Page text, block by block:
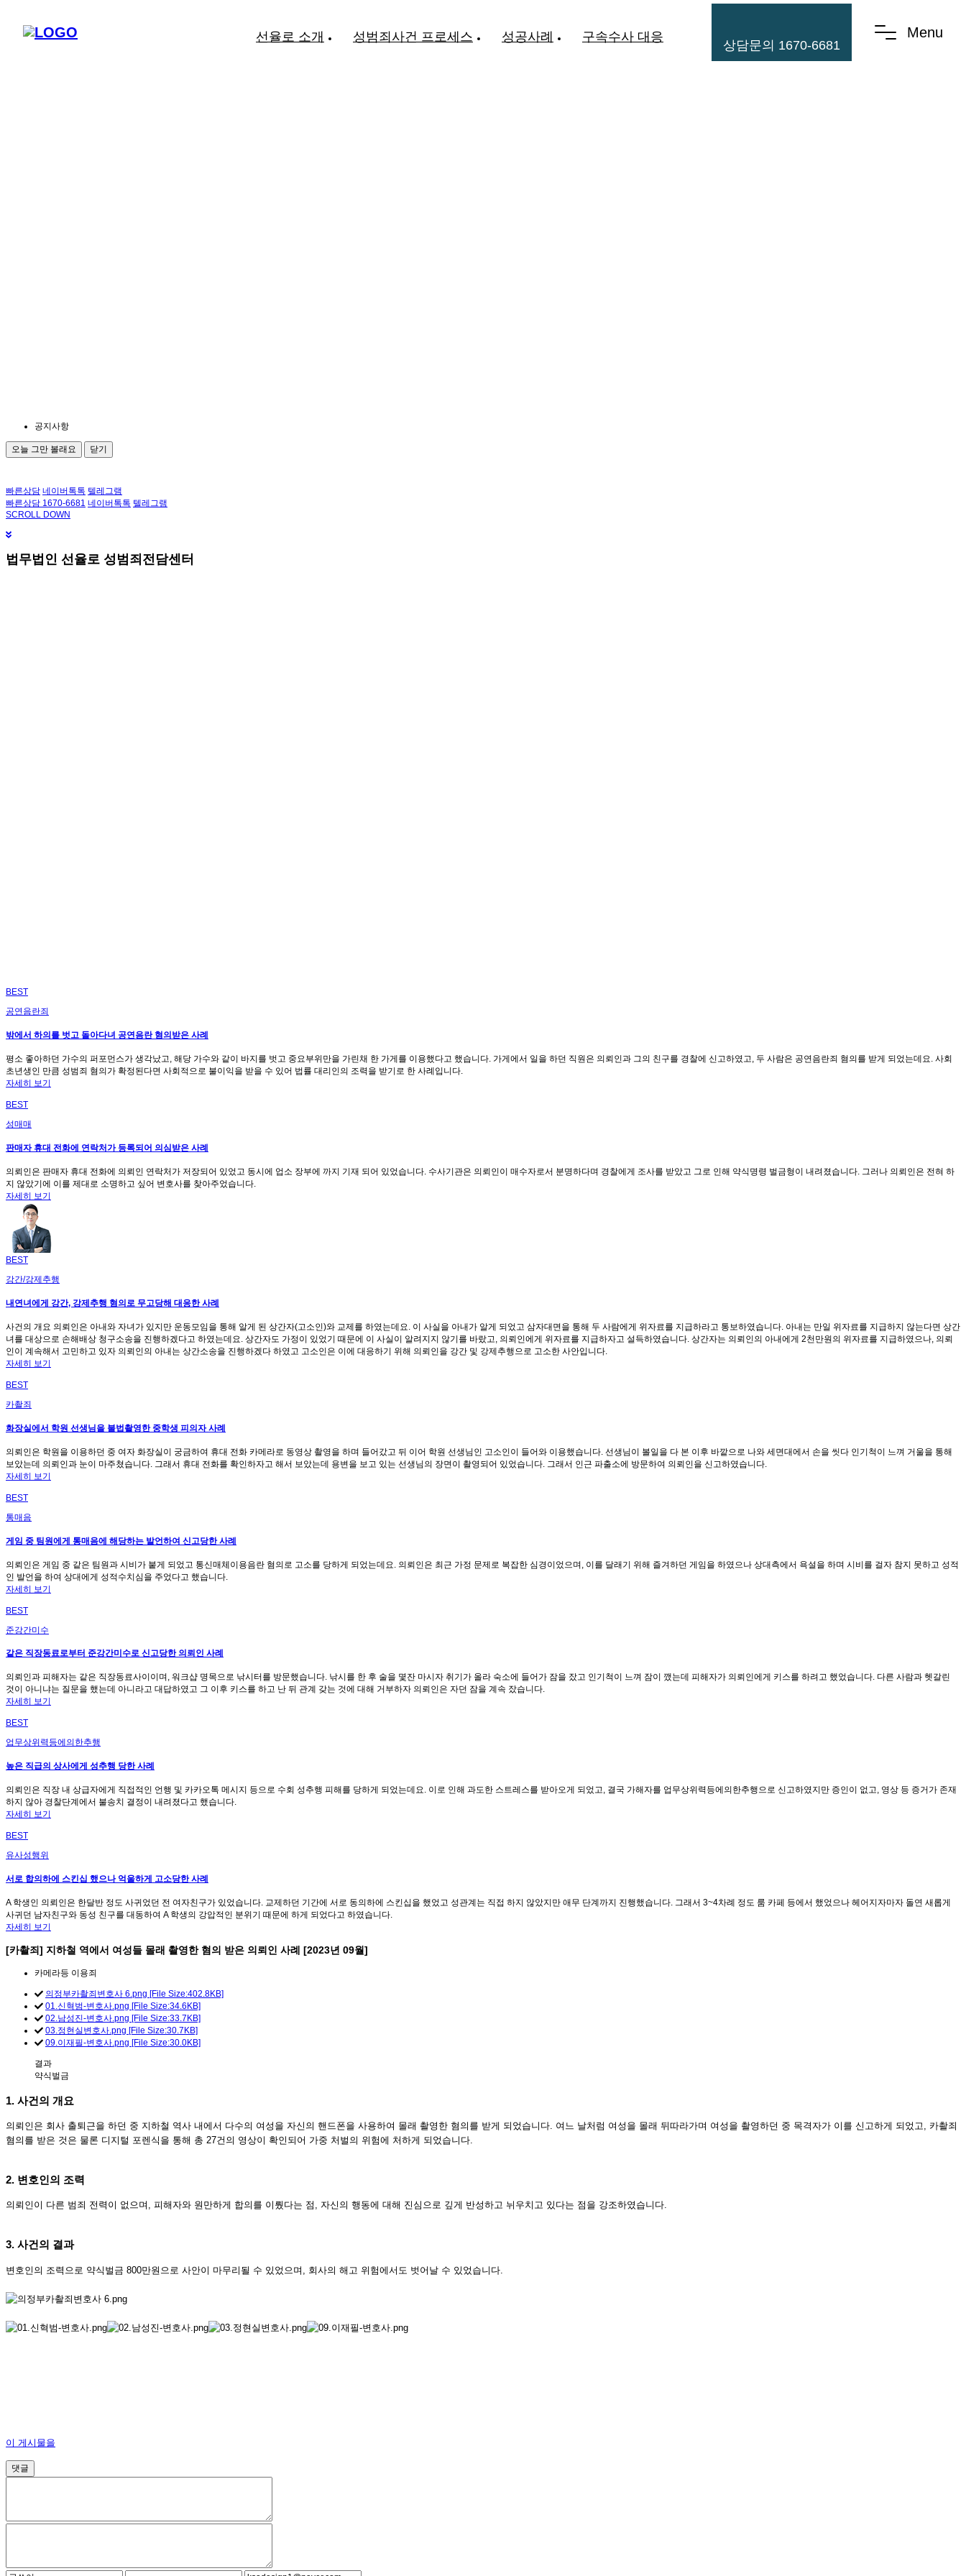
공지사항
오늘 그만 볼래요 닫기
빠른상담 네이버톡톡 텔레그램
빠른상담 1670-6681 네이버톡톡 텔레그램
메
건
너
뛰
선율로 소개 성범죄사건 프로세스 성공사례 구속수사 대응
상담문의 1670-6681
Menu
SCROLL DOWN
법무법인 선율로 성범죄전담센터
BEST
공연음란죄
밖에서 하의를 벗고 돌아다녀 공연음란 혐의받은 사례
평소 좋아하던 가수의 퍼포먼스가 생각났고, 해당 가수와 같이 바지를 벗고 중요부위만을 가린채 한 가게를 이용했다고 했습니다. 가게에서 일을 하던 직원은 의뢰인과 그의 친구를 경찰에 신고하였고, 두 사람은 공연음란죄 혐의를 받게 되었는데요. 사회
초년생인 만큼 성범죄 혐의가 확정된다면 사회적으로 불이익을 받을 수 있어 법률 대리인의 조력을 받기로 한 사례입니다.
자세히 보기
BEST
성매매
판매자 휴대 전화에 연락처가 등록되어 의심받은 사례
의뢰인은 판매자 휴대 전화에 의뢰인 연락처가 저장되어 있었고 동시에 업소 장부에 까지 기재 되어 있었습니다. 수사기관은 의뢰인이 매수자로서 분명하다며 경찰에게 조사를 받았고 그로 인해 약식명령 벌금형이 내려졌습니다. 그러나 의뢰인은 전혀 하
지 않았기에 이를 제대로 소명하고 싶어 변호사를 찾아주었습니다.
자세히 보기
BEST
강간/강제추행
내연녀에게 강간, 강제추행 혐의로 무고당해 대응한 사례
사건의 개요 의뢰인은 아내와 자녀가 있지만 운동모임을 통해 알게 된 상간자(고소인)와 교제를 하였는데요. 이 사실을 아내가 알게 되었고 삼자대면을 통해 두 사람에게 위자료를 지급하라고 통보하였습니다. 아내는 만일 위자료를 지급하지 않는다면 상간
녀를 대상으로 손해배상 청구소송을 진행하겠다고 하였는데요. 상간자도 가정이 있었기 때문에 이 사실이 알려지지 않기를 바랐고, 의뢰인에게 위자료를 지급하자고 설득하였습니다. 상간자는 의뢰인의 아내에게 2천만원의 위자료를 지급하였으나, 의뢰
인이 계속해서 고민하고 있자 의뢰인의 아내는 상간소송을 진행하겠다 하였고 고소인은 이에 대응하기 위해 의뢰인을 강간 및 강제추행으로 고소한 사안입니다.
자세히 보기
BEST
카촬죄
화장실에서 학원 선생님을 불법촬영한 중학생 피의자 사례
의뢰인은 학원을 이용하던 중 여자 화장실이 궁금하여 휴대 전화 카메라로 동영상 촬영을 하며 들어갔고 뒤 이어 학원 선생님인 고소인이 들어와 이용했습니다. 선생님이 볼일을 다 본 이후 바깥으로 나와 세면대에서 손을 씻다 인기척이 느껴 거울을 통해
보았는데 의뢰인과 눈이 마주쳤습니다. 그래서 휴대 전화를 확인하자고 해서 보았는데 용변을 보고 있는 선생님의 장면이 촬영되어 있었습니다. 그래서 인근 파출소에 방문하여 의뢰인을 신고하였습니다.
자세히 보기
BEST
통매음
게임 중 팀원에게 통매음에 해당하는 발언하여 신고당한 사례
의뢰인은 게임 중 같은 팀원과 시비가 붙게 되었고 통신매체이용음란 혐의로 고소를 당하게 되었는데요. 의뢰인은 최근 가정 문제로 복잡한 심경이었으며, 이를 달래기 위해 즐겨하던 게임을 하였으나 상대측에서 욕설을 하며 시비를 걸자 참지 못하고 성적
인 발언을 하여 상대에게 성적수치심을 주었다고 했습니다.
자세히 보기
BEST
준강간미수
같은 직장동료로부터 준강간미수로 신고당한 의뢰인 사례
의뢰인과 피해자는 같은 직장동료사이이며, 워크샵 명목으로 낚시터를 방문했습니다. 낚시를 한 후 술을 몇잔 마시자 취기가 올라 숙소에 들어가 잠을 잤고 인기척이 느껴 잠이 깼는데 피해자가 의뢰인에게 키스를 하려고 했었습니다. 다른 사람과 헷갈린
것이 아니냐는 질문을 했는데 아니라고 대답하였고 그 이후 키스를 하고 난 뒤 관계 갖는 것에 대해 거부하자 의뢰인은 자던 잠을 계속 잤습니다.
자세히 보기
BEST
업무상위력등에의한추행
높은 직급의 상사에게 성추행 당한 사례
의뢰인은 직장 내 상급자에게 직접적인 언행 및 카카오톡 메시지 등으로 수회 성추행 피해를 당하게 되었는데요. 이로 인해 과도한 스트레스를 받아오게 되었고, 결국 가해자를 업무상위력등에의한추행으로 신고하였지만 증인이 없고, 영상 등 증거가 존재
하지 않아 경찰단계에서 불송치 결정이 내려졌다고 했습니다.
자세히 보기
BEST
유사성행위
서로 합의하에 스킨십 했으나 억울하게 고소당한 사례
A 학생인 의뢰인은 한달반 정도 사귀었던 전 여자친구가 있었습니다. 교제하던 기간에 서로 동의하에 스킨십을 했었고 성관계는 직접 하지 않았지만 애무 단계까지 진행했습니다. 그래서 3~4차례 정도 룸 카페 등에서 했었으나 헤어지자마자 돌연 새롭게
사귀던 남자친구와 동성 친구를 대동하여 A 학생의 강압적인 분위기 때문에 하게 되었다고 하였습니다.
자세히 보기
[카촬죄] 지하철 역에서 여성들 몰래 촬영한 혐의 받은 의뢰인 사례 [2023년 09월]
카메라등 이용죄
의정부카촬죄변호사 6.png [File Size:402.8KB]
01.신혁범-변호사.png [File Size:34.6KB]
02.남성진-변호사.png [File Size:33.7KB]
03.정현실변호사.png [File Size:30.7KB]
09.이재필-변호사.png [File Size:30.0KB]
결과
약식벌금
1. 사건의 개요
의뢰인은 회사 출퇴근을 하던 중 지하철 역사 내에서 다수의 여성을 자신의 핸드폰을 사용하여 몰래 촬영한 혐의를 받게 되었습니다. 여느 날처럼 여성을 몰래 뒤따라가며 여성을 촬영하던 중 목격자가 이를 신고하게 되었고, 카촬죄
혐의를 받은 것은 물론 디지털 포렌식을 통해 총 27건의 영상이 확인되어 가중 처벌의 위험에 처하게 되었습니다.
2. 변호인의 조력
의뢰인이 다른 범죄 전력이 없으며, 피해자와 원만하게 합의를 이뤘다는 점, 자신의 행동에 대해 진심으로 깊게 반성하고 뉘우치고 있다는 점을 강조하였습니다.
3. 사건의 결과
변호인의 조력으로 약식벌금 800만원으로 사안이 마무리될 수 있었으며, 회사의 해고 위험에서도 벗어날 수 있었습니다.
이 게시물을
댓글